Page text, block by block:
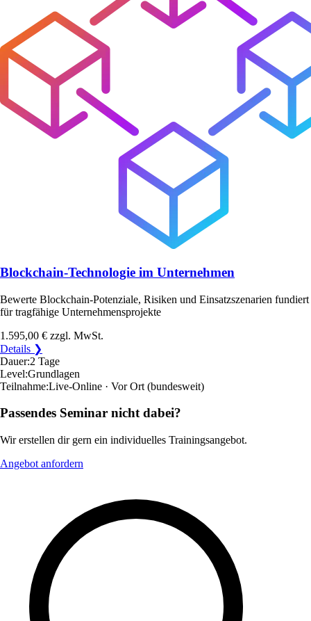
Blockchain-Technologie im Unternehmen
Bewerte Blockchain-Potenziale, Risiken und Einsatzszenarien fundiert
für tragfähige Unternehmensprojekte
1.595,00 € zzgl. MwSt.
Details ❯
Dauer:2 Tage
Level:Grundlagen
Teilnahme:Live-Online · Vor Ort (bundesweit)
Passendes Seminar nicht dabei?
Wir erstellen dir gern ein individuelles Trainingsangebot.
Angebot anfordern